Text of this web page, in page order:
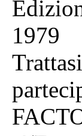
1979